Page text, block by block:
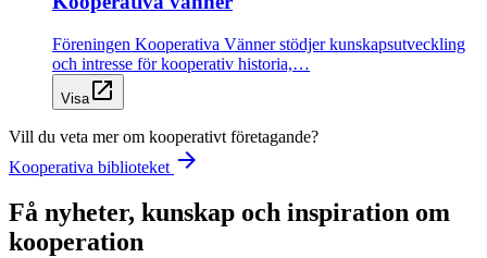
Föreningen Kooperativa Vänner stödjer kunskapsutveckling
och intresse för kooperativ historia,…
Visa open_in_new
Vill du veta mer om kooperativt företagande?
Kooperativa biblioteket arrow_forward
Få nyheter, kunskap och inspiration om
kooperation